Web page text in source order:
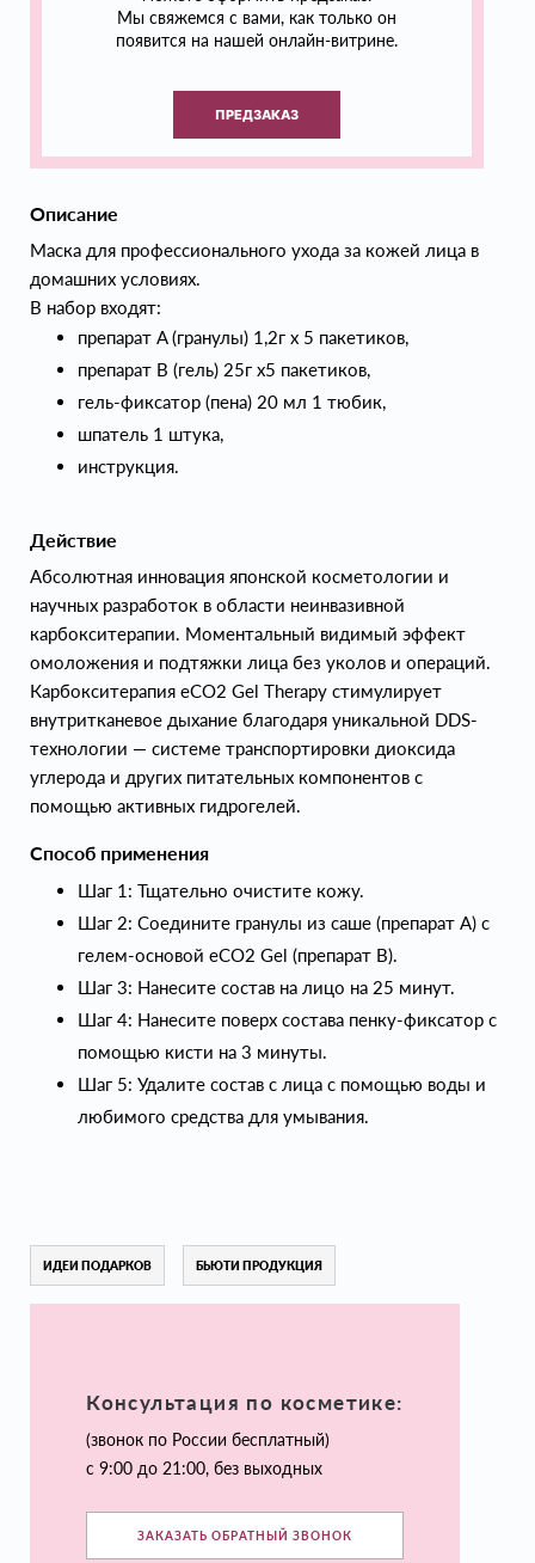
Мы свяжемся с вами, как только он
появится на нашей онлайн-витрине.
ПРЕДЗАКАЗ
Описание
Маска для профессионального ухода за кожей лица в
домашних условиях.
В набор входят:
препарат A (гранулы) 1,2г х 5 пакетиков,
препарат В (гель) 25г х5 пакетиков,
гель-фиксатор (пена) 20 мл 1 тюбик,
шпатель 1 штука,
инструкция.
Действие
Абсолютная инновация японской косметологии и
научных разработок в области неинвазивной
карбокситерапии. Моментальный видимый эффект
омоложения и подтяжки лица без уколов и операций.
Карбокситерапия eCO2 Gel Therapy стимулирует
внутритканевое дыхание благодаря уникальной DDS-
технологии — системе транспортировки диоксида
углерода и других питательных компонентов с
помощью активных гидрогелей.
Способ применения
Шаг 1: Тщательно очистите кожу.
Шаг 2: Соедините гранулы из саше (препарат А) с
гелем-основой eCO2 Gel (препарат В).
Шаг 3: Нанесите состав на лицо на 25 минут.
Шаг 4: Нанесите поверх состава пенку-фиксатор с
помощью кисти на 3 минуты.
Шаг 5: Удалите состав с лица с помощью воды и
любимого средства для умывания.
ИДЕИ ПОДАРКОВ БЬЮТИ ПРОДУКЦИЯ
Консультация по косметике:
(звонок по России бесплатный)
с 9:00 до 21:00, без выходных
ЗАКАЗАТЬ ОБРАТНЫЙ ЗВОНОК